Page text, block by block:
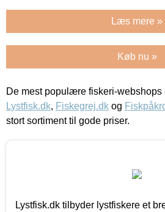
Læs mere »
Køb nu »
De mest populære fiskeri-webshops
Lystfisk.dk, Fiskegrej.dk og
stort sortiment til gode priser.
Lystfisk.dk tilbyder lystfiskere et